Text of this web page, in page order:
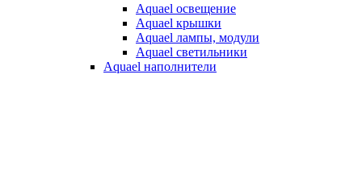
Aquael освещение
Aquael крышки
Aquael лампы, модули
Aquael светильники
Aquael наполнители